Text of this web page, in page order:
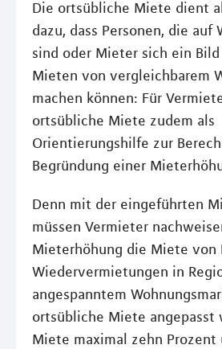
Die ortsübliche Miete dient
dazu, dass Personen, die auf
sind oder Mieter sich ein
Mieten von vergleichbarem
machen können: Für
ortsübliche Miete zudem als
Orientierungshilfe zur
Begründung einer
Denn mit der eingeführten
müssen Vermieter
Mieterhöhung die Miete von
Wiedervermietungen in
angespanntem
ortsübliche Miete angepasst
Miete maximal zehn Prozent